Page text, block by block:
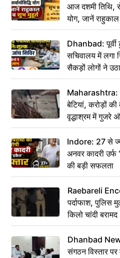
आज दशमी तिथि,
योग, जानें
Dhanbad: पूर्वी
सचिवालय में लगा
सैकड़ों लोगों ने
Maharashtra:
बेटियां, करोड़ों
वृद्धाश्रम में गुजरे
कहा– अंतिम
Indore: 27 से
अनवर कादरी उर्फ
की बड़ी सफलता
Raebareli
पर्दाफाश, पुलिस
किलो चांदी बरामद
Dhanbad
संगठन विस्तार